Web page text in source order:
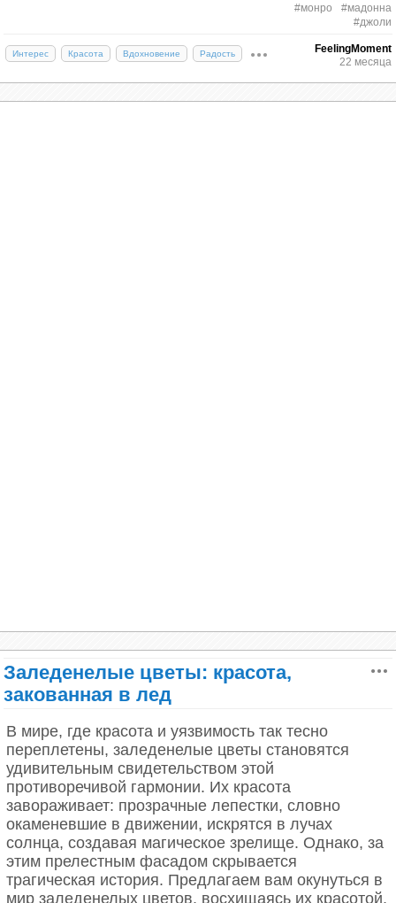
Катрин Денев: орхидеи и
изысканность
#монро
#мадонна
#джоли
Интерес Красота Вдохновение Радость
FeelingMoment
22 месяца
Заледенелые цветы: красота,
закованная в лед
В мире, где красота и уязвимость так тесно
переплетены, заледенелые цветы становятся
удивительным свидетельством этой
противоречивой гармонии. Их красота
завораживает: прозрачные лепестки, словно
окаменевшие в движении, искрятся в лучах
солнца, создавая магическое зрелище. Однако, за
этим прелестным фасадом скрывается
трагическая история. Предлагаем вам окунуться в
мир заледенелых цветов, восхищаясь их красотой,